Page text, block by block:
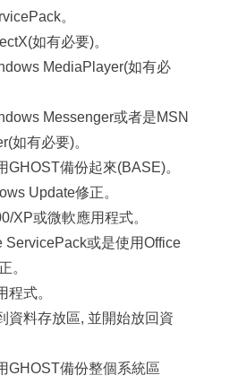
。
如有必要)。
MediaPlayer(如有必
Messenger或者是MSN
如有必要)。
GHOST備份起來(BASE)。
Update修正。
XP或微軟應用程式。
ServicePack或是使用Office
。
程式。
資料存放區, 並開始放回資
GHOST備份整個系統區